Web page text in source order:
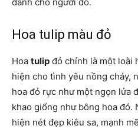
Hoa tulip màu đỏ
Hoa tulip đỏ chính là một loài
hiện cho tình yêu nồng cháy,
hoa đỏ rực như một ngọn lửa
khao giống như bông hoa đó.
hiện nét đẹp kiêu sa, mạnh